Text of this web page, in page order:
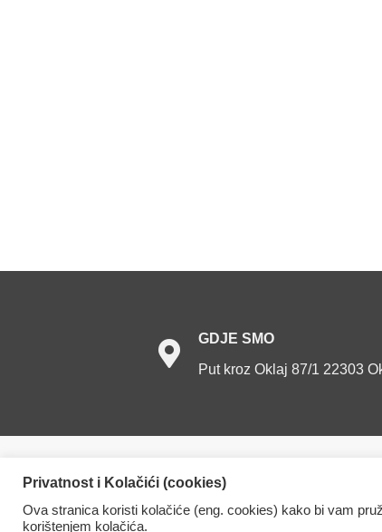
GDJE SMO
Put kroz Oklaj 87/1 22303
Dom za starije osobe Oklaj. Sva prava
Privatnost i Kolačići (cookies)
Ova stranica koristi kolačiće (eng. cookies) kako bi vam
korištenjem kolačića.